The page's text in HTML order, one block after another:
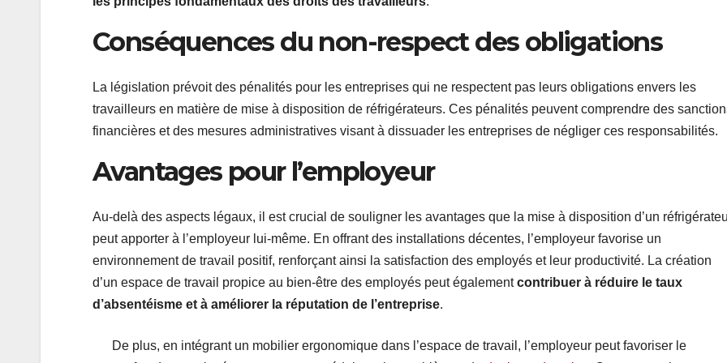
Conséquences du non-respect des obligations
La législation prévoit des pénalités pour les entreprises qui ne respectent pas leurs obligations envers les
travailleurs en matière de mise à disposition de réfrigérateurs. Ces pénalités peuvent comprendre des
financières et des mesures administratives visant à dissuader les entreprises de négliger ces responsabilités.
Avantages pour l’employeur
Au-delà des aspects légaux, il est crucial de souligner les avantages que la mise à disposition d’un
peut apporter à l’employeur lui-même. En offrant des installations décentes, l’employeur favorise un
environnement de travail positif, renforçant ainsi la satisfaction des employés et leur productivité. La création
d’un espace de travail propice au bien-être des employés peut égalementcontribuer à réduire le taux
d’absentéisme et à améliorer la réputation de l’entreprise.
De plus, en intégrant un mobilier ergonomique dans l’espace de travail, l’employeur peut favoriser le